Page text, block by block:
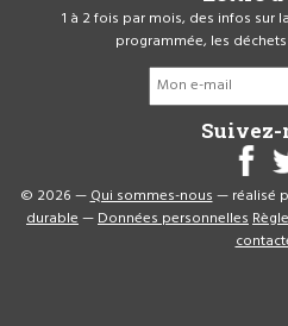
1 à 2 fois par mois, des infos sur
programmée, les
Suivez-
© 2026 —Qui sommes-nous— réalisé
durable—Données personnelles